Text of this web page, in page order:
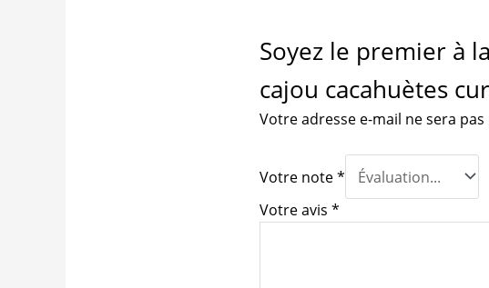
Soyez le premier à
cajou cacahuètes
Votre adresse e-mail ne sera pas
Votre note*
Votre avis*